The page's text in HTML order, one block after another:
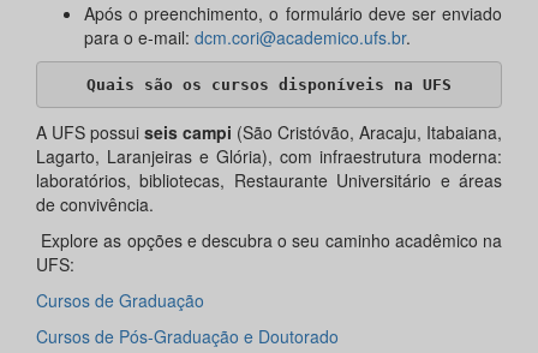
Após o preenchimento, o formulário deve ser enviado
para o e-mail: dcm.cori@academico.ufs.br.
Quais são os cursos disponíveis na UFS
A UFS possui seis campi (São Cristóvão, Aracaju, Itabaiana,
Lagarto, Laranjeiras e Glória), com infraestrutura moderna:
laboratórios, bibliotecas, Restaurante Universitário e áreas
de convivência.
Explore as opções e descubra o seu caminho acadêmico na
UFS:
Cursos de Graduação
Cursos de Pós-Graduação e Doutorado